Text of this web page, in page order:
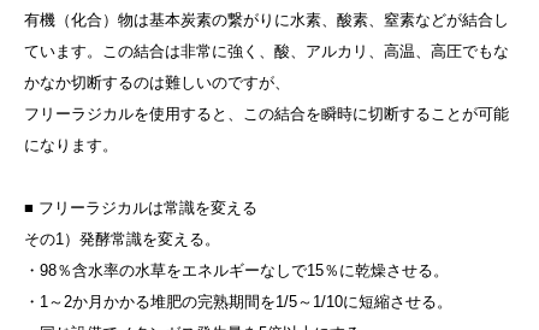
有機（化合）物は基本炭素の繋がりに水素、酸素、窒素などが結合し
ています。この結合は非常に強く、酸、アルカリ、高温、高圧でもな
かなか切断するのは難しいのですが、
フリーラジカルを使用すると、この結合を瞬時に切断することが可能
になります。
■ フリーラジカルは常識を変える
その1）発酵常識を変える。
・98％含水率の水草をエネルギーなしで15％に乾燥させる。
・1～2か月かかる堆肥の完熟期間を1/5～1/10に短縮させる。